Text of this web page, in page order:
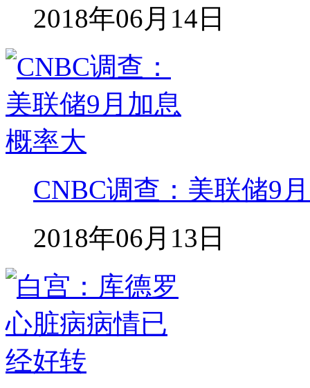
2018年06月14日
CNBC调查：美联储9
2018年06月13日